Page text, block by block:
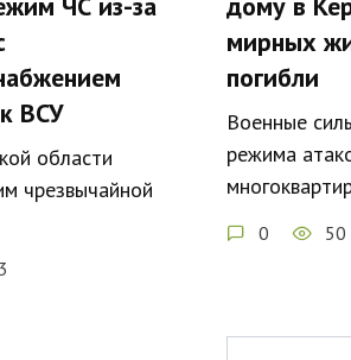
ВСУ
области
чрезвычайной
мирных
погибли
Военные
режима
0 50